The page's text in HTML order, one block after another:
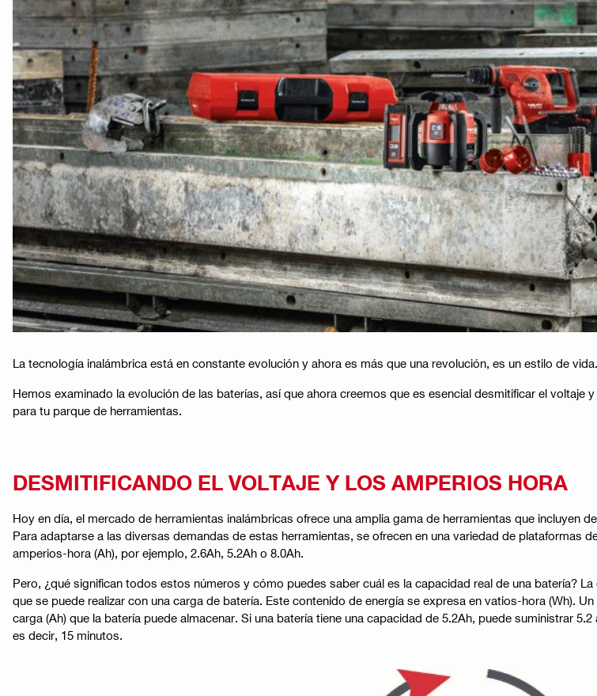
La tecnología inalámbrica está en constante evolución y ahora es más que una revolución, es un estilo de vida.
Hemos examinado la evolución de las baterías, así que ahora creemos que es esencial desmitificar el
para tu parque de herramientas​​.
DESMITIFICANDO EL VOLTAJE Y LOS AMPERIOS HORA
Hoy en día, el mercado de herramientas inalámbricas ofrece una amplia gama de herramientas que
Para adaptarse a las diversas demandas de estas herramientas, se ofrecen en una variedad de plataformas
amperios-hora (Ah), por ejemplo, 2.6Ah, 5.2Ah o 8.0Ah.
Pero, ¿qué significan todos estos números y cómo puedes saber cuál es la capacidad real de una batería?
que se puede realizar con una carga de batería. Este contenido de energía se expresa en vatios-hora (Wh).
carga (Ah) que la batería puede almacenar. Si una batería tiene una capacidad de 5.2Ah, puede suministrar
es decir, 15 minutos.